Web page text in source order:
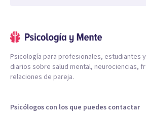
Psicología para profesionales, estudiantes
diarios sobre salud mental, neurociencias,
relaciones de pareja.
Psicólogos con los que puedes contactar